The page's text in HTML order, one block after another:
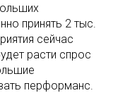
принять 2 тыс.
сейчас
расти спрос
перформанс.